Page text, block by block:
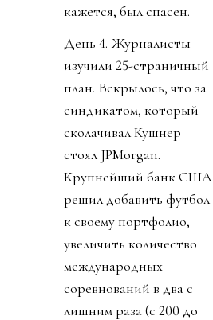
кажется, был спасен.
День 4. Журналисты
изучили 25-страничный
план. Вскрылось, что за
синдикатом, который
сколачивал Кушнер
стоял JPMorgan.
Крупнейший банк США
решил добавить футбол
к своему портфолио,
увеличить количество
международных
соревнований в два с
лишним раза (с 200 до